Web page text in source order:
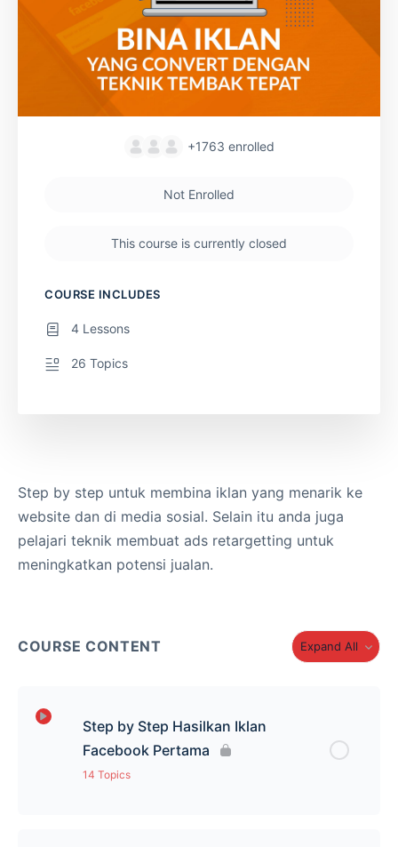
Step by step untuk membina iklan yang menarik ke
website dan di media sosial. Selain itu anda juga
pelajari teknik membuat ads retargetting untuk
meningkatkan potensi jualan.
COURSE CONTENT Expand All
Step by Step Hasilkan Iklan
Facebook Pertama
14 Topics
+1763 enrolled
Not Enrolled
This course is currently closed
COURSE INCLUDES
4 Lessons
26 Topics